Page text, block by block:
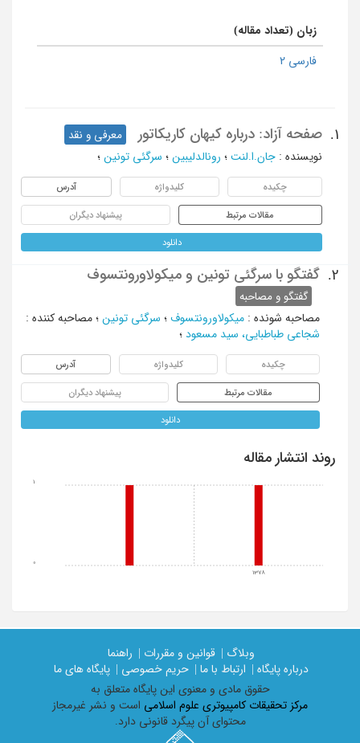
زبان (تعداد مقاله)
فارسی 2
1. صفحه آزاد: درباره کیهان کاریکاتور
معرفی و نقد
نویسنده : جان.ا.لنت ؛ رونالدلیبین ؛ سرگئی تونین ؛
چکیده کلیدواژه آدرس
مقالات مرتبط پیشنهاد دیگران
دانلود
2. گفتگو با سرگئی تونین و میکولاورونتسوف
گفتگو و مصاحبه
مصاحبه شونده : میکولاورونتسوف ؛ سرگئی تونین ؛ مصاحبه کننده :
شجاعی طباطبایی، سید مسعود ؛
چکیده کلیدواژه آدرس
مقالات مرتبط پیشنهاد دیگران
دانلود
روند انتشار مقاله
1378
0
1
وبلاگ | قوانین و مقررات |
راهنما
درباره پایگاه |
ارتباط با ما | حریم خصوصی |
پایگاه های ما
حقوق مادی و معنوی اين پايگاه متعلق به
مرکز تحقیقات کامپیوتری علوم اسلامی است و نشر غیرمجاز
محتوای آن پیگرد قانونی دارد.